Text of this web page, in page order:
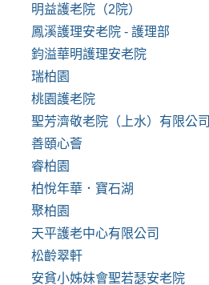
明益護老院（2院）
鳳溪護理安老院 - 護理部
鈞溢華明護理安老院
瑞柏園
桃園護老院
聖芳濟敬老院（上水）有限公司
善頤心薈
睿柏園
柏悅年華．寶石湖
聚柏園
天平護老中心有限公司
松齡翠軒
安貧小姊妹會聖若瑟安老院